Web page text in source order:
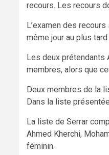
recours. Les recours
L’examen des
même jour au plus tard
Les deux
membres, alors que
Deux membres de la
Dans la liste
La liste de Serrar
Ahmed Kherchi,
féminin.